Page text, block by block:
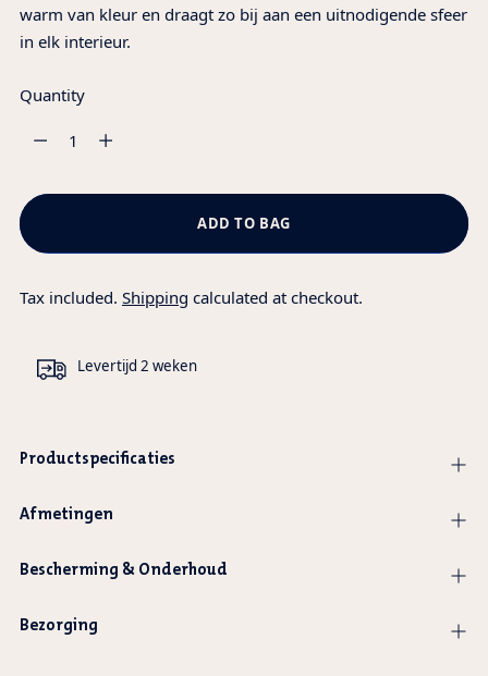
warm van kleur en draagt zo bij aan een uitnodigende sfeer
in elk interieur.
Quantity
Quantity
ADD TO BAG
Tax included. Shipping calculated at checkout.
Levertijd 2 weken
Productspecificaties
Afmetingen
Bescherming & Onderhoud
Bezorging